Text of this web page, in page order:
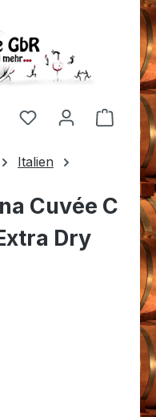
Du hast 0
Italien
Cuvée C
Dry